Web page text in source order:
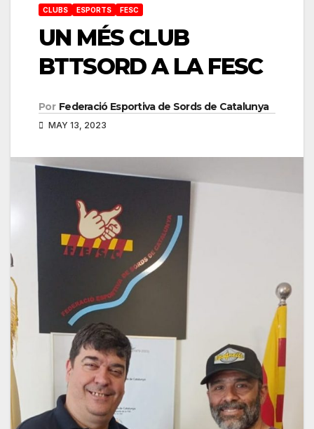
CLUBS ESPORTS FESC
UN MÉS CLUB
BTTSORD A LA FESC
Por Federació Esportiva de Sords de Catalunya
MAY 13, 2023